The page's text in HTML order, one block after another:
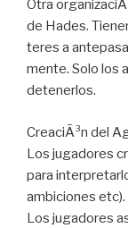
Otra
de Hades.
teres a
mente. Solo los
detenerlos.
CreaciÃ³n del
Los jugadores
para
ambiciones etc).
Los jugadores